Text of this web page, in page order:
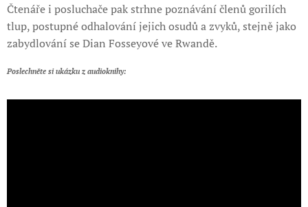
Čtenáře i posluchače pak strhne poznávání členů gorilích
tlup, postupné odhalování jejich osudů a zvyků, stejně jako
zabydlování se Dian Fosseyové ve Rwandě.
Poslechněte si ukázku z audioknihy: